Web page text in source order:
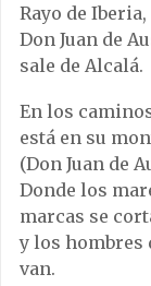
Rayo de Iberia,
Don Juan de
sale de Alcalá.
En los
está en su
(Don Juan de
Donde los
marcas se
y los hombres
van.